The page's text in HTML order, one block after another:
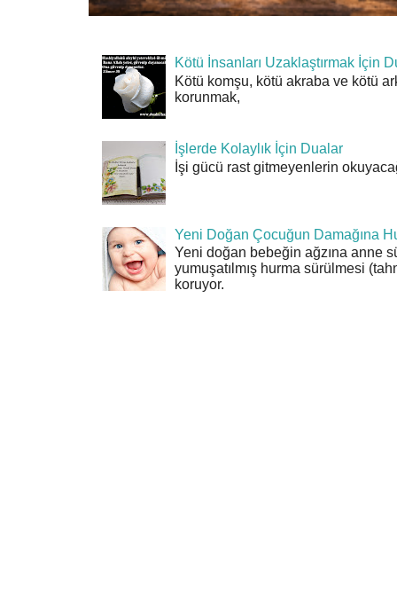
Kötü İnsanları Uzaklaştırmak İçin
Kötü komşu, kötü akraba ve kötü
korunmak,
İşlerde Kolaylık İçin Dualar
İşi gücü rast gitmeyenlerin
Yeni Doğan Çocuğun Damağına
Yeni doğan bebeğin ağzına anne
yumuşatılmış hurma sürülmesi
koruyor.